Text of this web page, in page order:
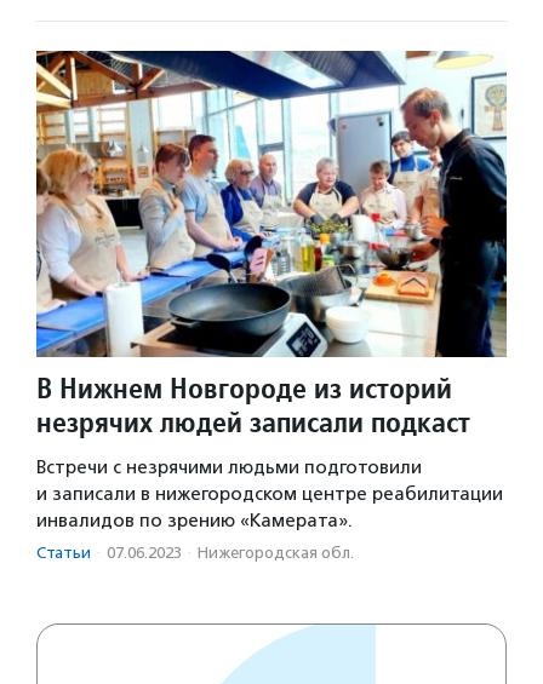
В Нижнем Новгороде из историй
незрячих людей записали подкаст
Встречи с незрячими людьми подготовили
и записали в нижегородском центре реабилитации
инвалидов по зрению «Камерата».
Статьи · 07.06.2023 · Нижегородская обл.